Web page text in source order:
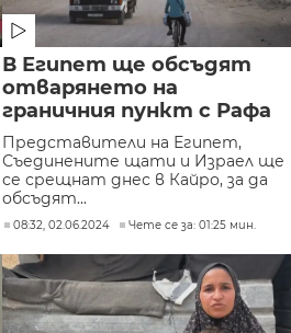
В Египет ще обсъдят
отварянето на
граничния пункт с Рафа
Представители на Египет,
Съединените щати и Израел ще
се срещнат днес в Кайро, за да
обсъдят...
08:32, 02.06.2024 Чете се за: 01:25 мин.